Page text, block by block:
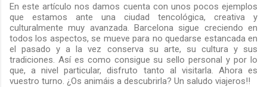
En este artículo nos damos cuenta con unos pocos ejemplos
que estamos ante una ciudad tencológica, creativa y
culturalmente muy avanzada. Barcelona sigue creciendo en
todos los aspectos, se mueve para no quedarse estancada en
el pasado y a la vez conserva su arte, su cultura y sus
tradiciones. Así es como consigue su sello personal y por lo
que, a nivel particular, disfruto tanto al visitarla. Ahora es
vuestro turno. ¿Os animáis a descubrirla? Un saludo viajeros!!